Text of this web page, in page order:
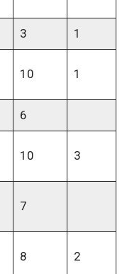
3 1
10 1
6
10 3
7
8 2